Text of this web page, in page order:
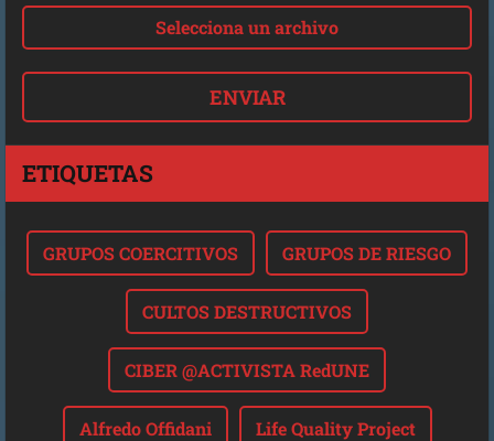
Selecciona un archivo
ETIQUETAS
GRUPOS COERCITIVOS GRUPOS DE RIESGO
CULTOS DESTRUCTIVOS
CIBER @ACTIVISTA RedUNE
Alfredo Offidani Life Quality Project